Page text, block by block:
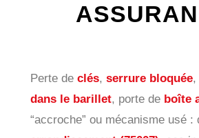
Perte de clés, serrure bloquée,
dans le barillet, porte de boîte
“accroche” ou mécanisme usé :